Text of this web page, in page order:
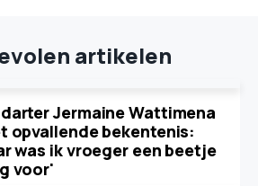
artikelen
Jermaine Wattimena
opvallende bekentenis:
was ik vroeger een beetje
voor'